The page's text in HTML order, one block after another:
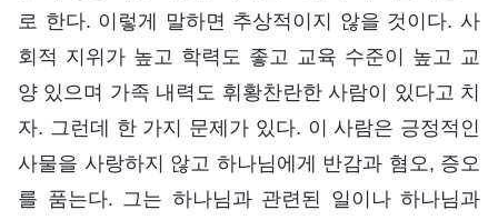
로 한다. 이렇게 말하면 추상적이지 않을 것이다. 사
회적 지위가 높고 학력도 좋고 교육 수준이 높고 교
양 있으며 가족 내력도 휘황찬란한 사람이 있다고 치
자. 그런데 한 가지 문제가 있다. 이 사람은 긍정적인
사물을 사랑하지 않고 하나님에게 반감과 혐오, 증오
를 품는다. 그는 하나님과 관련된 일이나 하나님과